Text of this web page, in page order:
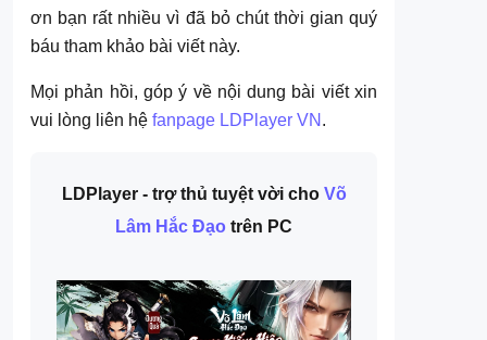
ơn bạn rất nhiều vì đã bỏ chút thời gian quý
báu tham khảo bài viết này.
Mọi phản hồi, góp ý về nội dung bài viết xin
vui lòng liên hệ fanpage LDPlayer VN .
LDPlayer - trợ thủ tuyệt vời cho Võ
Lâm Hắc Đạo trên PC